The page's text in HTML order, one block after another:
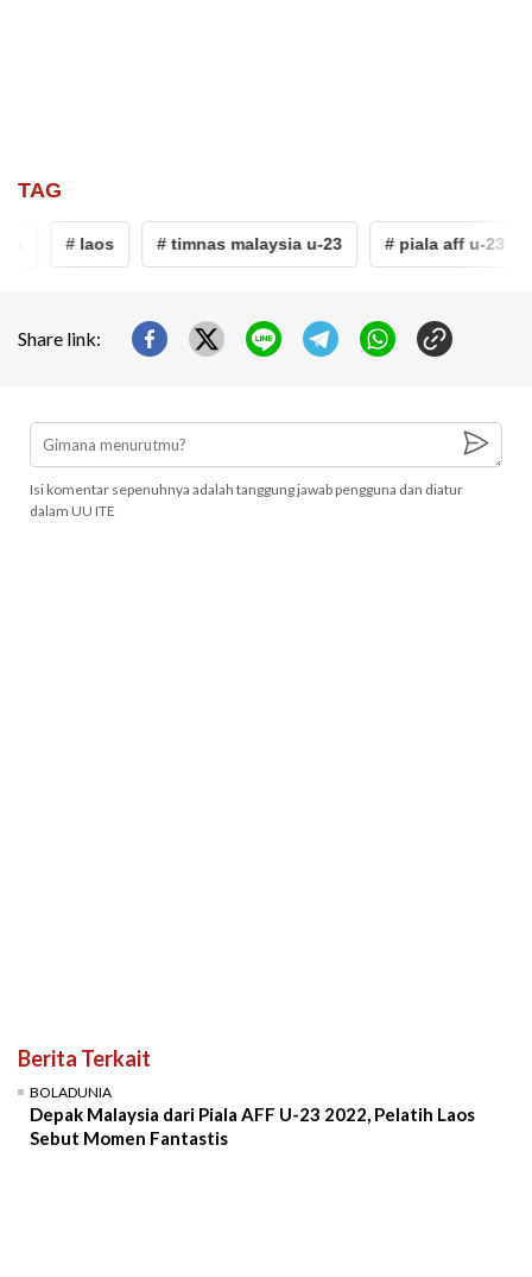
TAG
# laos # timnas malaysia u-23 # piala aff u-23
Share link:
Isi komentar sepenuhnya adalah tanggung jawab pengguna dan diatur
dalam UU ITE
Berita Terkait
BOLADUNIA
Depak Malaysia dari Piala AFF U-23 2022, Pelatih Laos
Sebut Momen Fantastis